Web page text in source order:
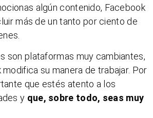
algún contenido, Facebook
más de un tanto por ciento de
son plataformas muy cambiantes,
su manera de trabajar. Por
que estés atento a los
y que, sobre todo, seas muy